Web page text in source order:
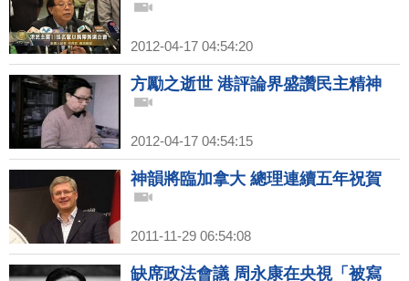
2012-04-17 04:54:20
方勵之逝世 港評論界盛讚民主精神
2012-04-17 04:54:15
神韻將臨加拿大 總理連續五年祝賀
2011-11-29 06:54:08
缺席政法會議 周永康在央視「被寫